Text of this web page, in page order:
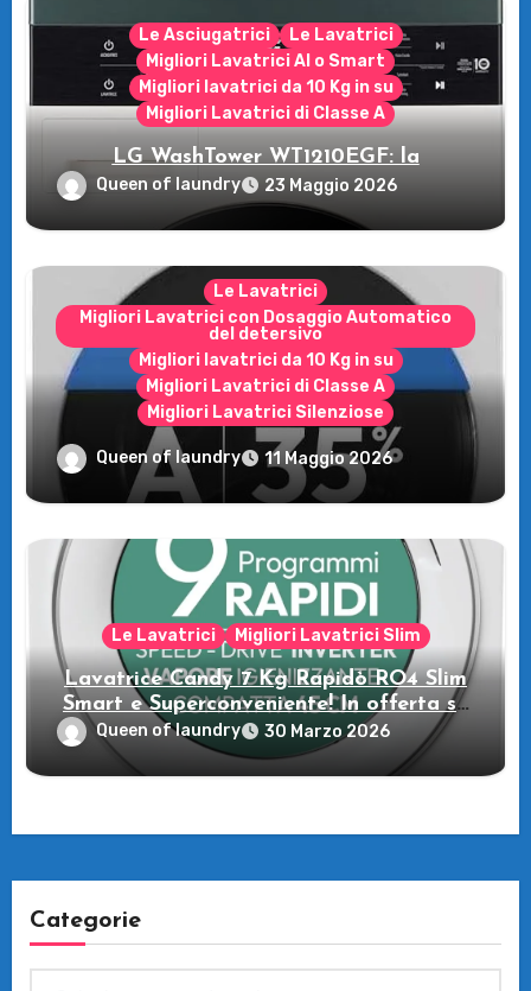
Le Asciugatrici
Le Lavatrici
Migliori Lavatrici AI o Smart
Migliori lavatrici da 10 Kg in su
Migliori Lavatrici di Classe A
LG WashTower WT1210EGF: la
rivoluzione intelligente per il tuo bucato!
Queen of laundry 23 Maggio 2026
Le Lavatrici
Migliori Lavatrici con Dosaggio Automatico
del detersivo
Migliori lavatrici da 10 Kg in su
Migliori Lavatrici di Classe A
Migliori Lavatrici Silenziose
Recensione della Lavatrice Candy
MultiWash: Innovazione e flessibilità a
casa tua!
Queen of laundry 11 Maggio 2026
Le Lavatrici Migliori Lavatrici Slim
Lavatrice Candy 7 Kg Rapidò RO4 Slim
Smart e Superconveniente! In offerta su
Amazon
Queen of laundry 30 Marzo 2026
Categorie